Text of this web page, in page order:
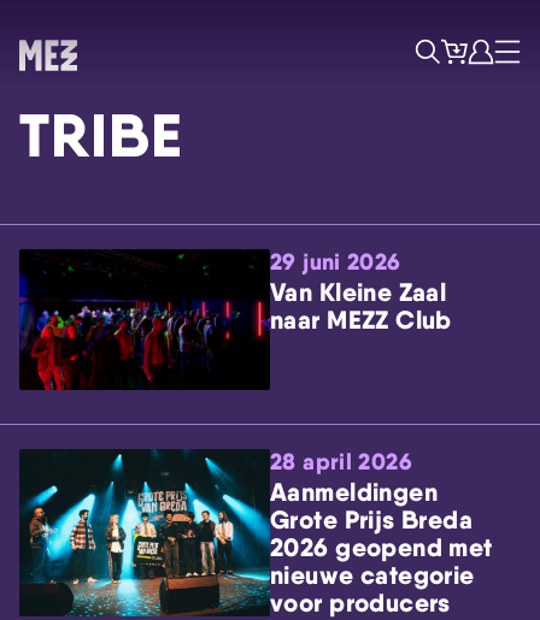
Skip navigatie
ZoekTicketsAccount
Menu
TRIBE
29 juni 2026
Van Kleine Zaal
naar MEZZ Club
28 april 2026
Aanmeldingen
Grote Prijs Breda
2026 geopend met
nieuwe categorie
voor producers